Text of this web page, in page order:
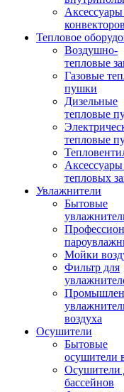
конвекторов
Тепловое
Воздушно-
тепловые
Газовые
пушки
Дизельные
тепловые
тепловые
тепловых
Увлажнители
Бытовые
Мойки
Фильтр для
воздуха
Осушители
Бытовые
осушители
Осушители
бассейнов